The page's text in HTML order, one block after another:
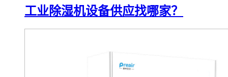
工业除湿机设备供应找哪家？